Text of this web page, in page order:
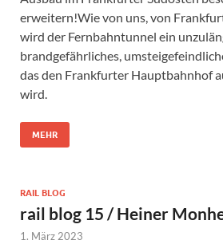
erweitern!Wie von uns, von
wird der Fernbahntunnel ein
brandgefährliches,
das den Frankfurter Hauptbahnhof
wird.
MEHR
RAIL BLOG
rail blog 15 / Heiner
1. März 2023